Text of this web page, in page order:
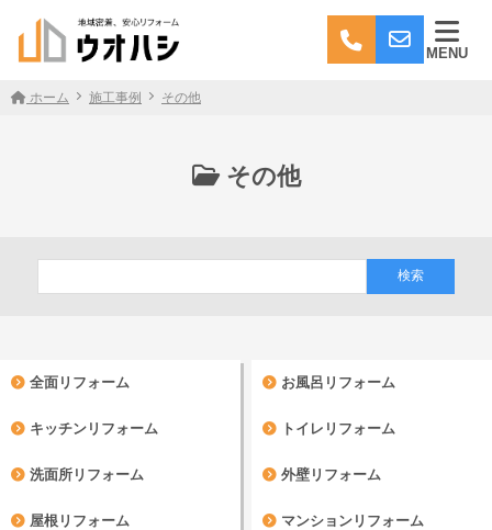
MENU
ホーム 施工事例 その他
その他
全面リフォーム お風呂リフォーム
キッチンリフォーム トイレリフォーム
洗面所リフォーム 外壁リフォーム
屋根リフォーム マンションリフォーム